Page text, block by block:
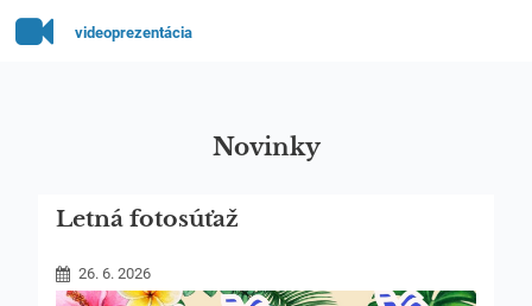
videoprezentácia
Novinky
Letná fotosúťaž
26. 6. 2026